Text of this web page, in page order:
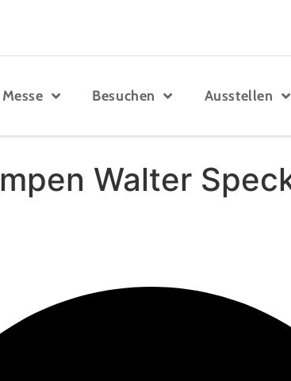
Messe Besuchen Ausstellen
Walter